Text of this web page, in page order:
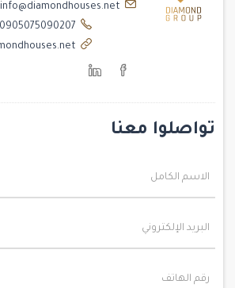
info@diamondhouses.net
تواصلوا معنا